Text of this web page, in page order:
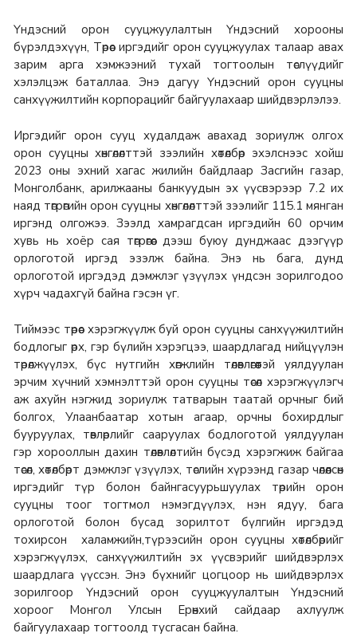
Үндэсний орон сууцжуулалтын Үндэсний хорооны
бүрэлдэхүүн, Төрөөс иргэдийг орон сууцжуулах талаар авах
зарим арга хэмжээний тухай тогтоолын төслүүдийг
хэлэлцэж баталлаа. Энэ дагуу Үндэсний орон сууцны
санхүүжилтийн корпорацийг байгуулахаар шийдвэрлэлээ.
Иргэдийг орон сууц худалдаж авахад зориулж олгох
орон сууцны хөнгөлөлттэй зээлийн хөтөлбөр эхэлснээс хойш
2023 оны эхний хагас жилийн байдлаар Засгийн газар,
Монголбанк, арилжааны банкуудын эх үүсвэрээр 7.2 их
наяд төгрөгийн орон сууцны хөнгөлөлттэй зээлийг 115.1 мянган
иргэнд олгожээ. Зээлд хамрагдсан иргэдийн 60 орчим
хувь нь хоёр сая төгрөгөөс дээш буюу дунджаас дээгүүр
орлоготой иргэд эзэлж байна. Энэ нь бага, дунд
орлоготой иргэдэд дэмжлэг үзүүлэх үндсэн зорилгодоо
хүрч чадахгүй байна гэсэн үг.
Тиймээс төрөөс хэрэгжүүлж буй орон сууцны санхүүжилтийн
бодлогыг өрх, гэр бүлийн хэрэгцээ, шаардлагад нийцүүлэн
төрөлжүүлэх, бүс нутгийн хөгжлийн төлөвлөгөөтэй уялдуулан
эрчим хүчний хэмнэлттэй орон сууцны төсөл хэрэгжүүлэгч
аж ахуйн нэгжид зориулж татварын таатай орчныг бий
болгох, Улаанбаатар хотын агаар, орчны бохирдлыг
бууруулах, төвлөрлийг сааруулах бодлоготой уялдуулан
гэр хорооллын дахин төлөвлөлтийн бүсэд хэрэгжиж байгаа
төсөл, хөтөлбөрт дэмжлэг үзүүлэх, төслийн хүрээнд газар чөлөөлсөн
иргэдийг түр болон байнгасуурьшуулах төрийн орон
сууцны тоог тогтмол нэмэгдүүлэх, нэн ядуу, бага
орлоготой болон бусад зорилтот бүлгийн иргэдэд
тохирсон халамжийн,түрээсийн орон сууцны хөтөлбөрийг
хэрэгжүүлэх, санхүүжилтийн эх үүсвэрийг шийдвэрлэх
шаардлага үүссэн. Энэ бүхнийг цогцоор нь шийдвэрлэх
зорилгоор Үндэсний орон сууцжуулалтын Үндэсний
хороог Монгол Улсын Ерөнхий сайдаар ахлуулж
байгуулахаар тогтоолд тусгасан байна.